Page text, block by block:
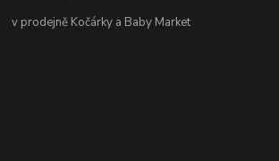
v prodejně Kočárky a Baby Market